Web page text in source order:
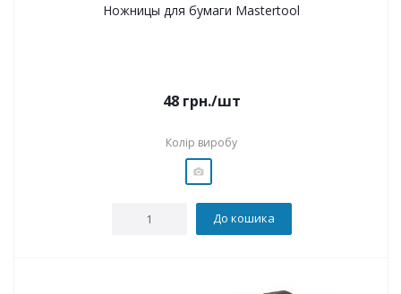
Ножницы для бумаги Mastertool
48грн./шт
Колір виробу
До кошика